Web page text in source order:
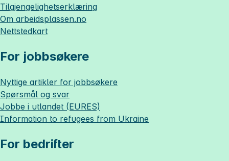
Tilgjengelighetserklæring
Om arbeidsplassen.no
Nettstedkart
For jobbsøkere
Nyttige artikler for jobbsøkere
Spørsmål og svar
Jobbe i utlandet (EURES)
Information to refugees from Ukraine
For bedrifter